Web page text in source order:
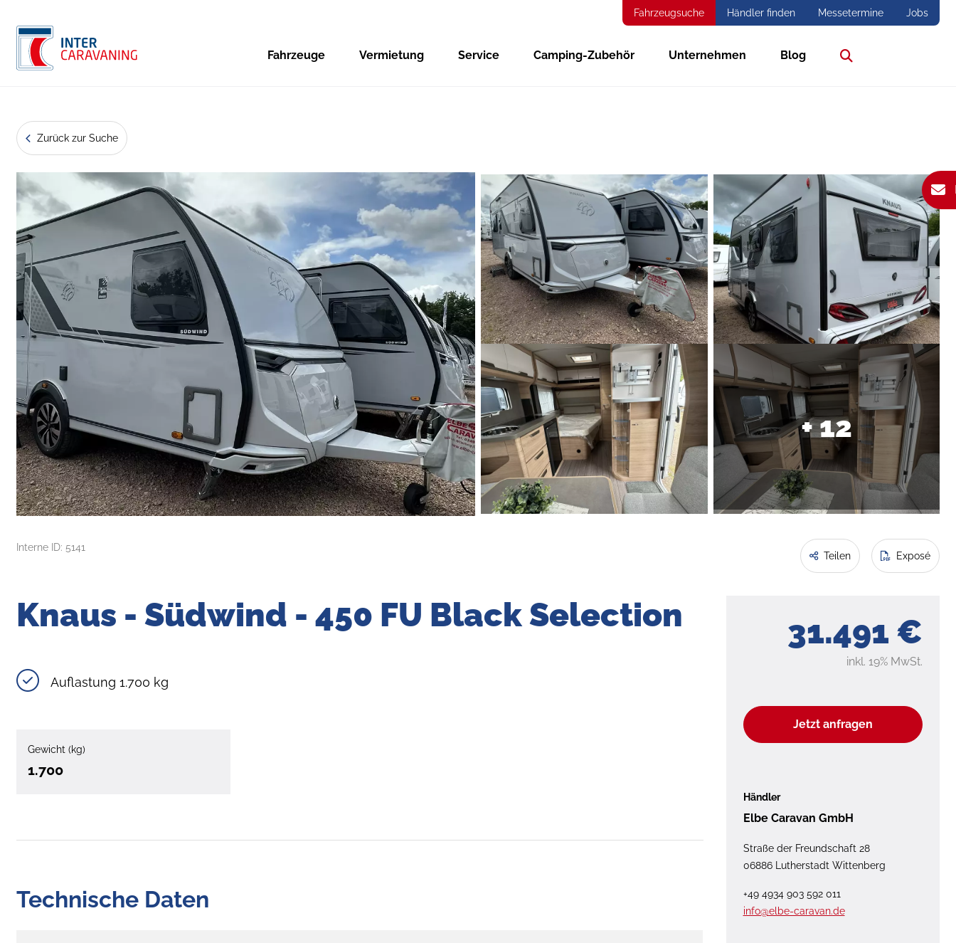
Fahrzeugsuche Händler finden Messetermine Jobs
Fahrzeuge Vermietung Service Camping-Zubehör Unternehmen Blog
Zurück zur Suche
+ 12
Interne ID: 5141
Teilen Exposé
31.491 €
inkl. 19% MwSt.
Jetzt anfragen
Händler
Elbe Caravan GmbH
Straße der Freundschaft 28
06886 Lutherstadt Wittenberg
+49 4934 903 592 011
info@elbe-caravan.de
Knaus - Südwind - 450 FU Black Selection
Auflastung 1.700 kg
Gewicht (kg)
1.700
Technische Daten